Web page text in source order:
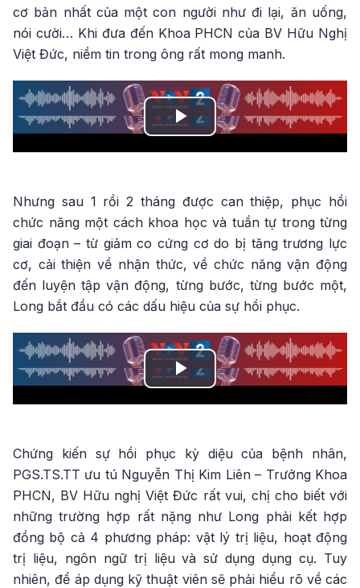
cơ bản nhất của một con người như đi lại, ăn uống,
nói cười… Khi đưa đến Khoa PHCN của BV Hữu Nghị
Việt Đức, niềm tin trong ông rất mong manh.
Play
Nhưng sau 1 rồi 2 tháng được can thiệp, phục hồi
chức năng một cách khoa học và tuần tự trong từng
giai đoạn – từ giảm co cứng cơ do bị tăng trương lực
cơ, cải thiện về nhận thức, về chức năng vận động
đến luyện tập vận động, từng bước, từng bước một,
Long bắt đầu có các dấu hiệu của sự hồi phục.
Play
Chứng kiến sự hồi phục kỳ diệu của bệnh nhân,
PGS.TS.TT ưu tú Nguyễn Thị Kim Liên – Trưởng Khoa
PHCN, BV Hữu nghị Việt Đức rất vui, chị cho biết với
những trường hợp rất nặng như Long phải kết hợp
đồng bộ cả 4 phương pháp: vật lý trị liệu, hoạt động
trị liệu, ngôn ngữ trị liệu và sử dụng dụng cụ. Tuy
nhiên, để áp dụng kỹ thuật viên sẽ phải hiểu rõ về các